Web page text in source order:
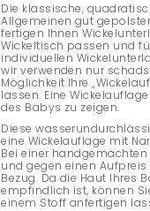
Die klassische,
Allgemeinen gut
fertigen Ihnen
Wickeltisch passen und
individuellen
wir verwenden nur
Möglichkeit Ihre
lassen. Eine
des Babys zu zeigen.
Diese
eine Wickelauflage mit
Bei einer
und gegen einen
Bezug. Da die Haut Ihres
empfindlich ist, können
einem Stoff anfertigen